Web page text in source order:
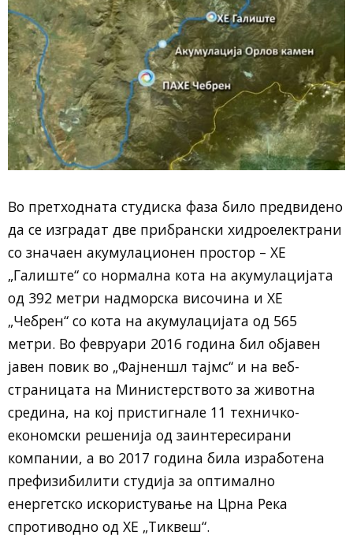
Во претходната студиска фаза било предвидено
да се изградат две прибрански хидроелектрани
со значаен акумулационен простор – ХЕ
„Галиште“ со нормална кота на акумулацијата
од 392 метри надморска височина и ХЕ
„Чебрен“ со кота на акумулацијата од 565
метри. Во февруари 2016 година бил објавен
јавен повик во „Фајненшл тајмс“ и на веб-
страницата на Министерството за животна
средина, на кој пристигнале 11 техничко-
економски решенија од заинтересирани
компании, а во 2017 година била изработена
префизибилити студија за оптимално
енергетско искористување на Црна Река
спротиводно од ХЕ „Тиквеш“.